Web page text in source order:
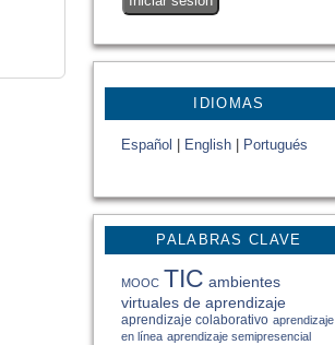
IDIOMAS
Español English Portugués
PALABRAS CLAVE
MOOC TIC ambientes
virtuales de aprendizaje
aprendizaje colaborativo aprendizaje
en línea aprendizaje semipresencial